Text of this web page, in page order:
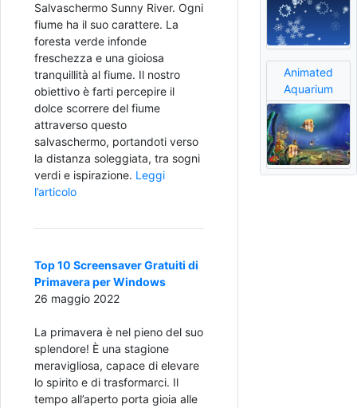
Salvaschermo Sunny River. Ogni
fiume ha il suo carattere. La
foresta verde infonde
freschezza e una gioiosa
tranquillità al fiume. Il nostro
obiettivo è farti percepire il
dolce scorrere del fiume
attraverso questo
salvaschermo, portandoti verso
la distanza soleggiata, tra sogni
verdi e ispirazione. Leggi
l’articolo
Top 10 Screensaver Gratuiti di
Primavera per Windows
26 maggio 2022
La primavera è nel pieno del suo
splendore! È una stagione
meravigliosa, capace di elevare
lo spirito e di trasformarci. Il
tempo all’aperto porta gioia alle
Animated
Aquarium